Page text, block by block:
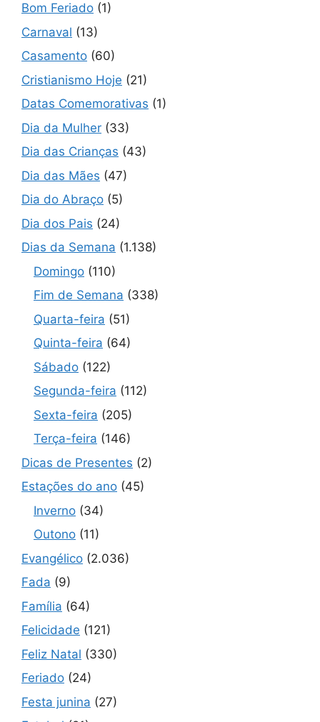
Bom Feriado (1)
Carnaval (13)
Casamento (60)
Cristianismo Hoje (21)
Datas Comemorativas (1)
Dia da Mulher (33)
Dia das Crianças (43)
Dia das Mães (47)
Dia do Abraço (5)
Dia dos Pais (24)
Dias da Semana (1.138)
Domingo (110)
Fim de Semana (338)
Quarta-feira (51)
Quinta-feira (64)
Sábado (122)
Segunda-feira (112)
Sexta-feira (205)
Terça-feira (146)
Dicas de Presentes (2)
Estações do ano (45)
Inverno (34)
Outono (11)
Evangélico (2.036)
Fada (9)
Família (64)
Felicidade (121)
Feliz Natal (330)
Feriado (24)
Festa junina (27)